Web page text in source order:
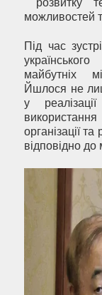
розвитку
можливостей
Під час
майбутніх
Йшлося не
у
організації та
відповідно до